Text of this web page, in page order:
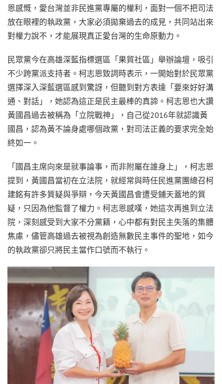
恩感慨，愛台灣並非民進黨專屬的權利，面對一個不把司法
放在眼裡的執政黨，大家必須拋棄過去的成見，共同站出來
對權力說不，才能展現真正愛台灣的生命原動力。
民眾黨今在高雄深藍指標選區「果貿社區」舉辦論壇，吸引
不少跨黨派支持者。柯志恩致詞時表示，一開始對於民眾黨
選擇深入深藍選區感到驚訝，但聽到對方表達「要來好好溝
通、對話」，她認為這正是民主最棒的真諦。柯志恩也大讚
黃國昌過去被稱為「立院戰神」，自己從2016年就認識黃
國昌，認為黃不論身處哪個政黨，對司法正義的要求完全始
終如一。
「國昌主席向來是就事論事，而非附屬在誰身上」，柯志恩
提到，黃國昌當初在立法院，就經常與時任民進黨團總召柯
建銘有許多質疑與爭辯，今天黃國昌會遭受鋪天蓋地的質
疑，只因為他監督了權力。柯志恩感嘆，她這次再進到立法
院，深刻感受到大家不分黨籍，心中都有對民主失落的集體
焦慮，儘管高雄過去被視為創造無數民主事件的聖地，如今
的執政黨卻只將民主當作口號而不執行。